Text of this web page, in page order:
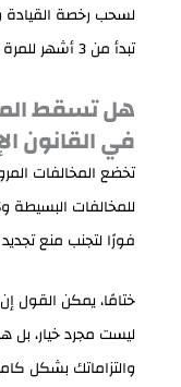
لسحب رخصة القيادة
تبدأ من 3 أشهر للمرة الأولى.
هل تسقط
في القانون
تخضع المخالفات
فورًا لتجنب منع
ختامًا، يمكن القول
ليست مجرد خيار،
والتزاماتك بشكل